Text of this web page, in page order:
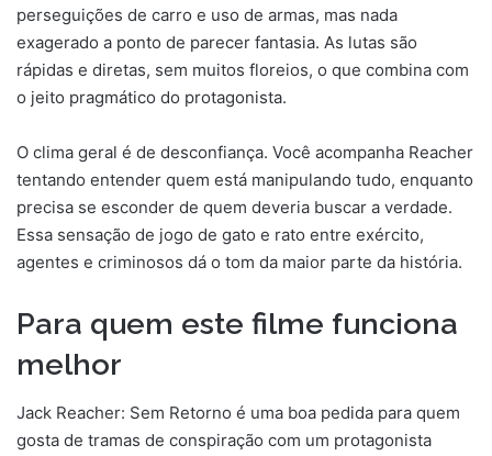
perseguições de carro e uso de armas, mas nada
exagerado a ponto de parecer fantasia. As lutas são
rápidas e diretas, sem muitos floreios, o que combina com
o jeito pragmático do protagonista.
O clima geral é de desconfiança. Você acompanha Reacher
tentando entender quem está manipulando tudo, enquanto
precisa se esconder de quem deveria buscar a verdade.
Essa sensação de jogo de gato e rato entre exército,
agentes e criminosos dá o tom da maior parte da história.
Para quem este filme funciona
melhor
Jack Reacher: Sem Retorno é uma boa pedida para quem
gosta de tramas de conspiração com um protagonista